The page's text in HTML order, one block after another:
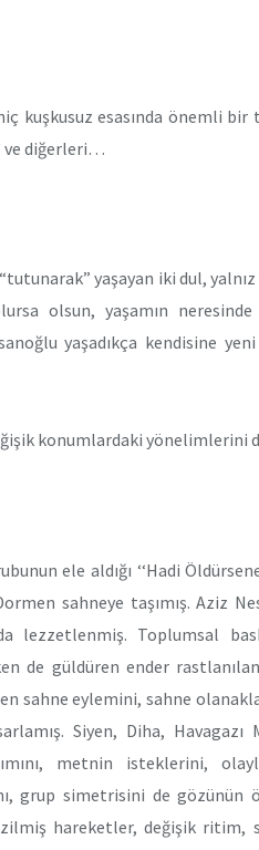
kuşkusuz esasında önemli bir
ve diğerleri…
yaşayan iki dul, yalnız
olsun, yaşamın
yaşadıkça kendisine
konumlardaki yönelimlerini
ele aldığı ‘‘Hadi
sahneye taşımış. Aziz
lezzetlenmiş. Toplumsal
de güldüren ender
sahne eylemini, sahne
Siyen, Diha, Havagazı
metnin isteklerini,
grup simetrisini de gözünün
hareketler, değişik ritim,